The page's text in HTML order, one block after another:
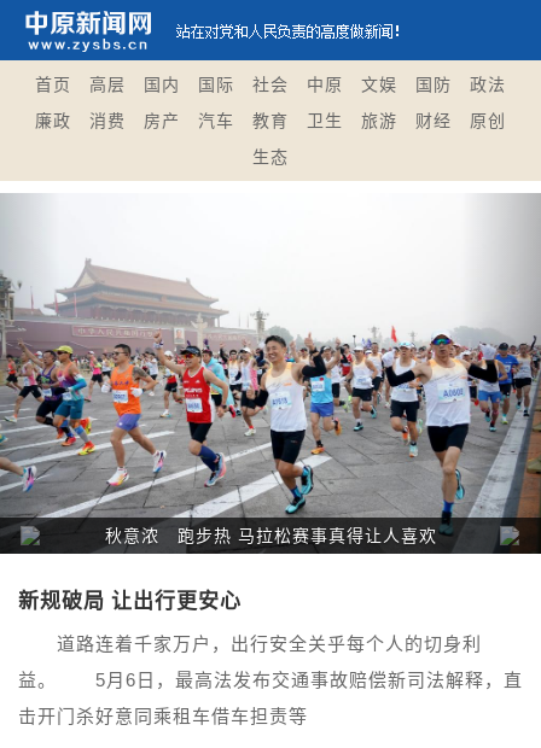
首页 高层 国内 国际 社会 中原 文娱 国防
政法
廉政
消费 房产 汽车 教育 卫生 旅游 财经
原创
生态
秋意浓 跑步热 马拉松赛事真得让人喜欢
新规破局 让出行更安心
道路连着千家万户，出行安全关乎每个人的切身利
益。 5月6日，最高法发布交通事故赔偿新司法解释，直
击开门杀好意同乘租车借车担责等